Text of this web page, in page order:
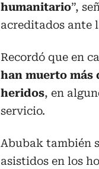
humanitario”,
acreditados ante
Recordó que en
han muerto más
heridos, en
servicio.
Abubak también
asistidos en los